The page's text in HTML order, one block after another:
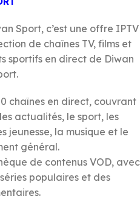
Sport, c’est une offre IPTV
de chaînes TV, films et
sportifs en direct de Diwan
chaînes en direct, couvrant
actualités, le sport, les
jeunesse, la musique et le
général.
de contenus VOD, avec
populaires et des